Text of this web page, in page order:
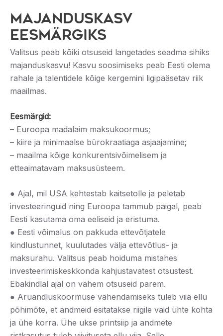
MAJANDUSKASV
EESMÄRGIKS
Valitsus peab kõiki otsuseid langetades seadma sihiks
majanduskasvu! Kasvu soosimiseks peab Eesti olema
rahale ja talentidele kõige kergemini ligipääsetav riik
maailmas.
Eesmärgid:
– Euroopa madalaim maksukoormus;
– kiire ja minimaalse bürokraatiaga asjaajamine;
– maailma kõige konkurentsivõimelisem ja
etteaimatavam maksusüsteem.
● Ajal, mil USA kehtestab kaitsetolle ja peletab
investeeringuid ning Euroopa tammub paigal, peab
Eesti kasutama oma eeliseid ja eristuma.
● Eesti võimalus on pakkuda ettevõtjatele
kindlustunnet, kuulutades välja ettevõtlus- ja
maksurahu. Valitsus peab hoiduma mistahes
investeerimiskeskkonda kahjustavatest otsustest.
Ebakindlal ajal on vähem otsuseid parem.
● Aruandluskoormuse vähendamiseks tuleb viia ellu
põhimõte, et andmeid esitatakse riigile vaid ühte kohta
ja ühe korra. Ühe ukse printsiip ja andmete